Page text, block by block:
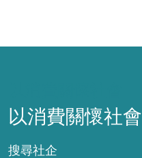
以消費關懷社會
搜尋社企